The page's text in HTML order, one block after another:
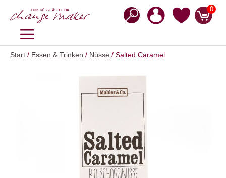
Inhalt
0
MENÜ
Start / Essen & Trinken / Nüsse / Salted Caramel